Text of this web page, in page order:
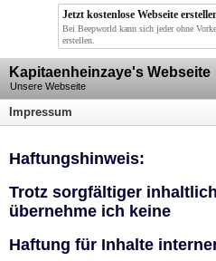
Jetzt kostenlose Webseite
Bei Beepworld kann sich jeder ohne
erstellen.
Kapitaenheinzaye's Webseite
Unsere Webseite
Impressum
Haftungshinweis:
Trotz sorgfältiger
übernehme ich keine
Haftung für Inhalte